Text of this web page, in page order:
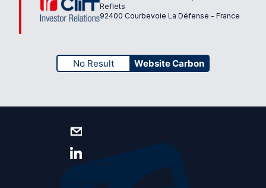
Reflets
92400 Courbevoie La Défense - France
No Result Website Carbon